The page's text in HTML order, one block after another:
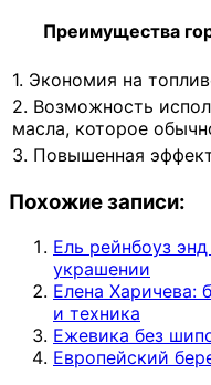
Преимущества
1. Экономия на
2. Возможность
масла, которое
3. Повышенная
Похожие записи:
Ель рейнбоуз
украшении
Елена Харичева:
и техника
Ежевика без
Европейский